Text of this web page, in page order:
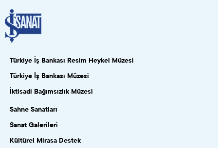
Türkiye İş Bankası Resim Heykel Müzesi
Türkiye İş Bankası Müzesi
İktisadi Bağımsızlık Müzesi
Sahne Sanatları
Sanat Galerileri
Kültürel Mirasa Destek